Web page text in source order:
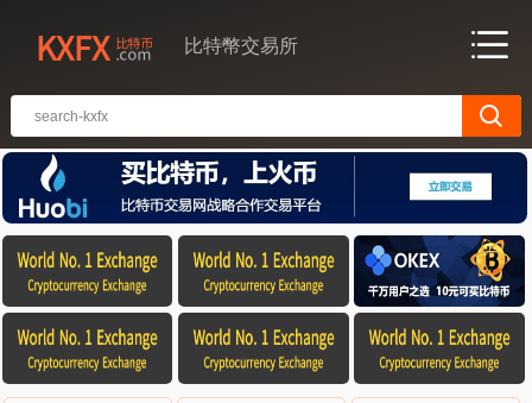
比特幣交易所